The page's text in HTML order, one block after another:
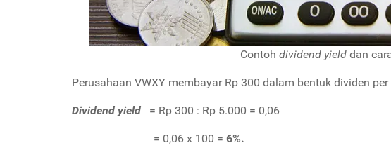
Contoh dividend yielddan
Perusahaan VWXY membayar Rp 300 dalam bentuk dividen
Dividend yield = Rp 300 : Rp 5.000 = 0,06
= 0,06 x 100 = 6%.